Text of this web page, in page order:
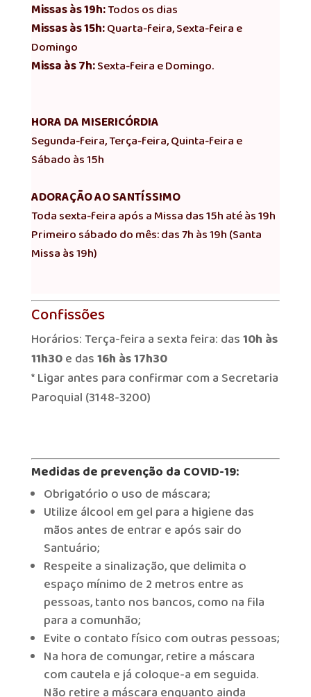
Missas às 19h:Todos os dias
Missas às 15h:Quarta-feira, Sexta-feira e
Domingo
Missa às 7h:Sexta-feira e Domingo.
HORA DA MISERICÓRDIA
Segunda-feira, Terça-feira, Quinta-feira e
Sábado às 15h
ADORAÇÃO AO SANTÍSSIMO
Toda sexta-feira após a Missa das 15h até às 19h
Primeiro sábado do mês: das 7h às 19h (Santa
Missa às 19h)
Confissões
Horários: Terça-feira a sexta feira: das10h às
11h30e das16h às 17h30
* Ligar antes para confirmar com a Secretaria
Paroquial (3148-3200)
Medidas de prevenção da COVID-19:
Obrigatório o uso de máscara;
Utilize álcool em gel para a higiene das
mãos antes de entrar e após sair do
Santuário;
Respeite a sinalização, que delimita o
espaço mínimo de 2 metros entre as
pessoas, tanto nos bancos, como na fila
para a comunhão;
Evite o contato físico com outras pessoas;
Na hora de comungar, retire a máscara
com cautela e já coloque-a em seguida.
Não retire a máscara enquanto ainda